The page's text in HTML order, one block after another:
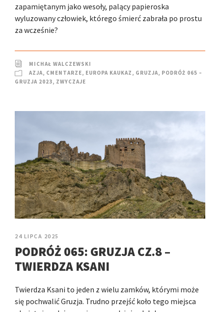
zapamiętanym jako wesoły, palący papieroska
wyluzowany człowiek, którego śmierć zabrała po prostu
za wcześnie?
MICHAŁ WALCZEWSKI
AZJA, CMENTARZE, EUROPA KAUKAZ , GRUZJA, PODRÓŻ 065 –
GRUZJA 2023, ZWYCZAJE
24 LIPCA 2025
PODRÓŻ 065: GRUZJA CZ.8 –
TWIERDZA KSANI
Twierdza Ksani to jeden z wielu zamków, którymi może
się pochwalić Gruzja. Trudno przejść koło tego miejsca